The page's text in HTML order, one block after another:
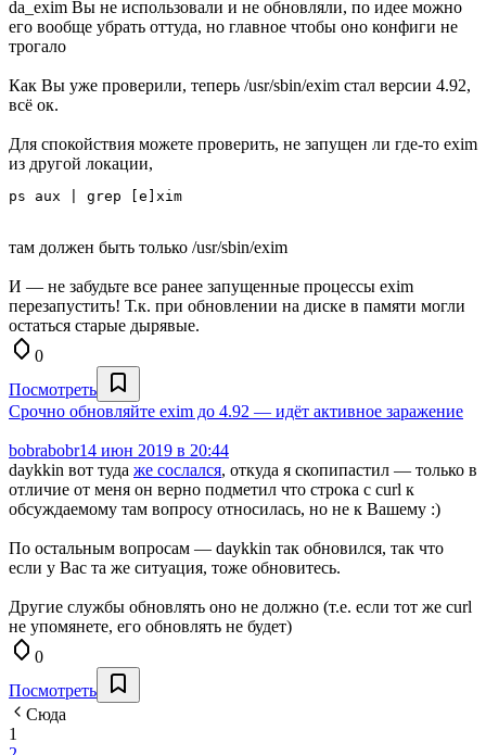
da_exim Вы не использовали и не обновляли, по идее можно
его вообще убрать оттуда, но главное чтобы оно конфиги не
трогало
Как Вы уже проверили, теперь /usr/sbin/exim стал версии 4.92,
всё ок.
Для спокойствия можете проверить, не запущен ли где-то exim
из другой локации,
ps aux | grep [e]xim
там должен быть только /usr/sbin/exim
И — не забудьте все ранее запущенные процессы exim
перезапустить! Т.к. при обновлении на диске в памяти могли
остаться старые дырявые.
0
Посмотреть
Срочно обновляйте exim до 4.92 — идёт активное заражение
bobrabobr14 июн 2019 в 20:44
daykkin вот туда же сослался, откуда я скопипастил — только в
отличие от меня он верно подметил что строка с curl к
обсуждаемому там вопросу относилась, но не к Вашему :)
По остальным вопросам — daykkin так обновился, так что
если у Вас та же ситуация, тоже обновитесь.
Другие службы обновлять оно не должно (т.е. если тот же curl
не упомянете, его обновлять не будет)
0
Посмотреть
Сюда
1